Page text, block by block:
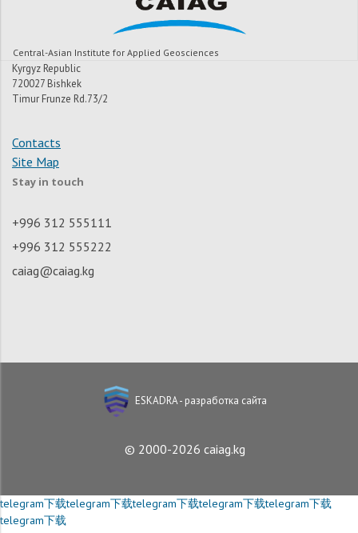
Central-Asian Institute for Applied Geosciences
Kyrgyz Republic
720027 Bishkek
Timur Frunze Rd.73/2
Contacts
Site Map
Stay in touch
+996 312 555111
+996 312 555222
caiag@caiag.kg
ESKADRA - разработка сайта
© 2000-2026 caiag.kg
telegram下载telegram下载telegram下载telegram下载telegram下载
telegram下载